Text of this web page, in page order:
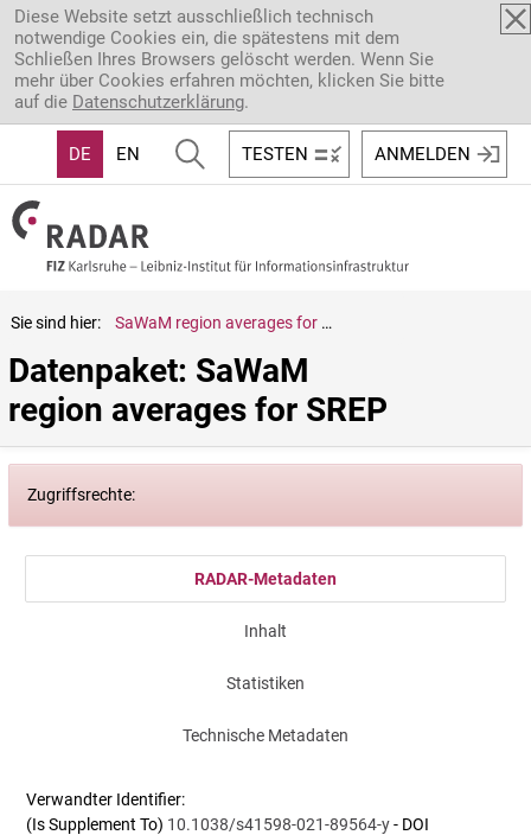
Direkt zum Inhalt
Diese Website setzt ausschließlich technisch
notwendige Cookies ein, die spätestens mit dem
Schließen Ihres Browsers gelöscht werden. Wenn Sie
mehr über Cookies erfahren möchten, klicken Sie bitte
auf die Datenschutzerklärung.
DE EN TESTEN ANMELDEN
Sie sind hier: SaWaM region averages for SREP
Datenpaket: SaWaM
region averages for SREP
Zugriffsrechte:
RADAR-Metadaten
Inhalt
Statistiken
Technische Metadaten
Verwandter Identifier:
(Is Supplement To) 10.1038/s41598-021-89564-y- DOI